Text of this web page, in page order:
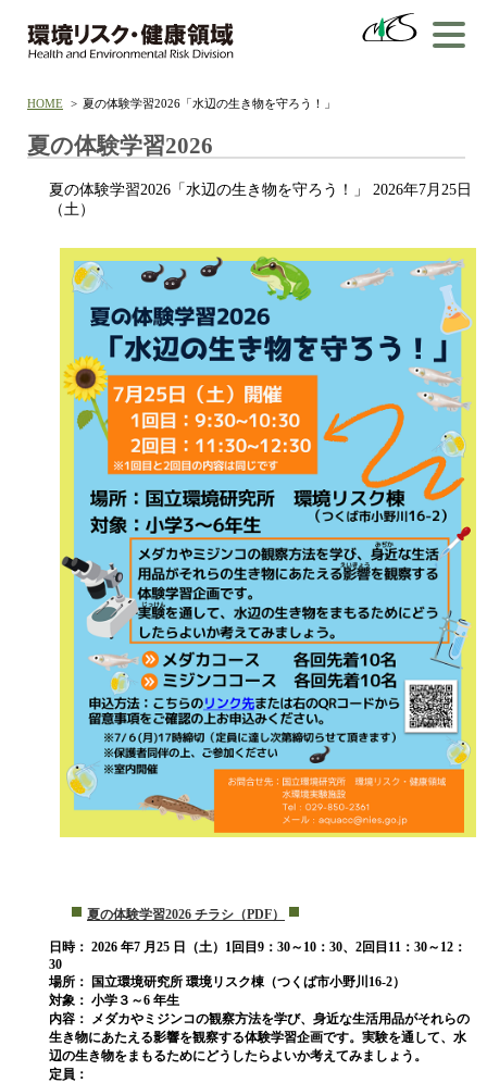
HOME 夏の体験学習2026「水辺の生き物を守ろう！」
夏の体験学習2026
夏の体験学習2026「水辺の生き物を守ろう！」 2026年7月25日
（土）
夏の体験学習2026 チラシ（PDF）
日時： 2026 年7 月25 日（土）1回目9：30～10：30、2回目11：30～12：
30
場所： 国立環境研究所 環境リスク棟（つくば市小野川16-2）
対象： 小学３～6 年生
内容：
メダカやミジンコの観察方法を学び、身近な生活用品がそれらの
生き物にあたえる影響を観察する体験学習企画です。実験を通して、水
辺の生き物をまもるためにどうしたらよいか考えてみましょう。
定員：